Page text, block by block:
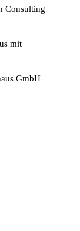
Consulting
mit
GmbH